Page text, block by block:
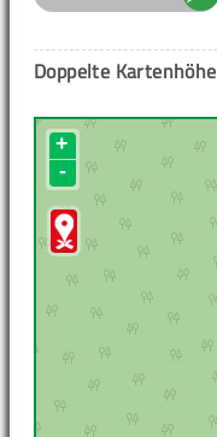
Doppelte Kartenhöhe
+
-